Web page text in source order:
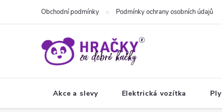
Obchodní podmínky Podmínky ochrany osobních údajů
Akce a slevy Elektrická vozítka